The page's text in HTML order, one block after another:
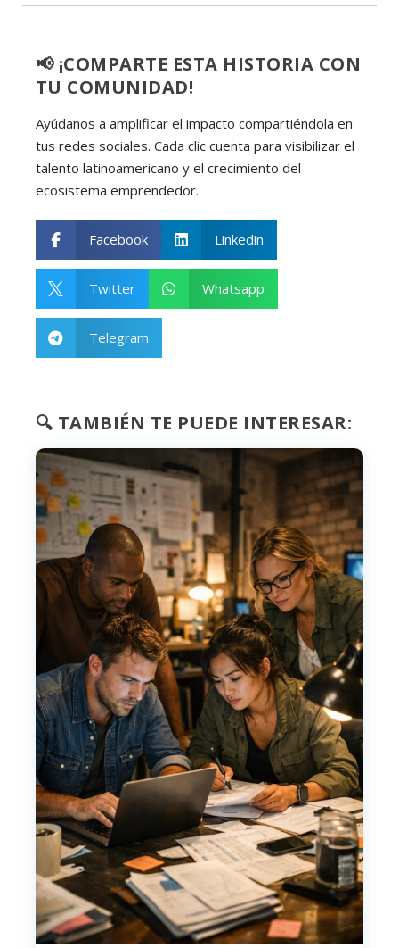
📢 ¡COMPARTE ESTA HISTORIA CON
TU COMUNIDAD!
Ayúdanos a amplificar el impacto compartiéndola en
tus redes sociales. Cada clic cuenta para visibilizar el
talento latinoamericano y el crecimiento del
ecosistema emprendedor.
 Facebook  Linkedin
 Twitter  Whatsapp
 Telegram
🔍 TAMBIÉN TE PUEDE INTERESAR: